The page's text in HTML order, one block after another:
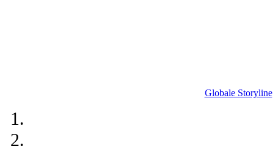
Globale Storyline